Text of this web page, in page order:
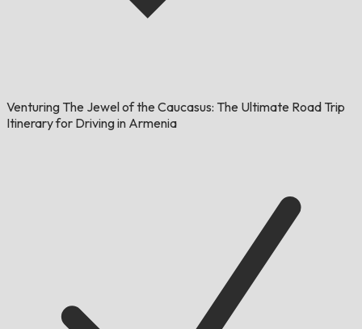
Venturing The Jewel of the Caucasus: The Ultimate Road Trip
Itinerary for Driving in Armenia